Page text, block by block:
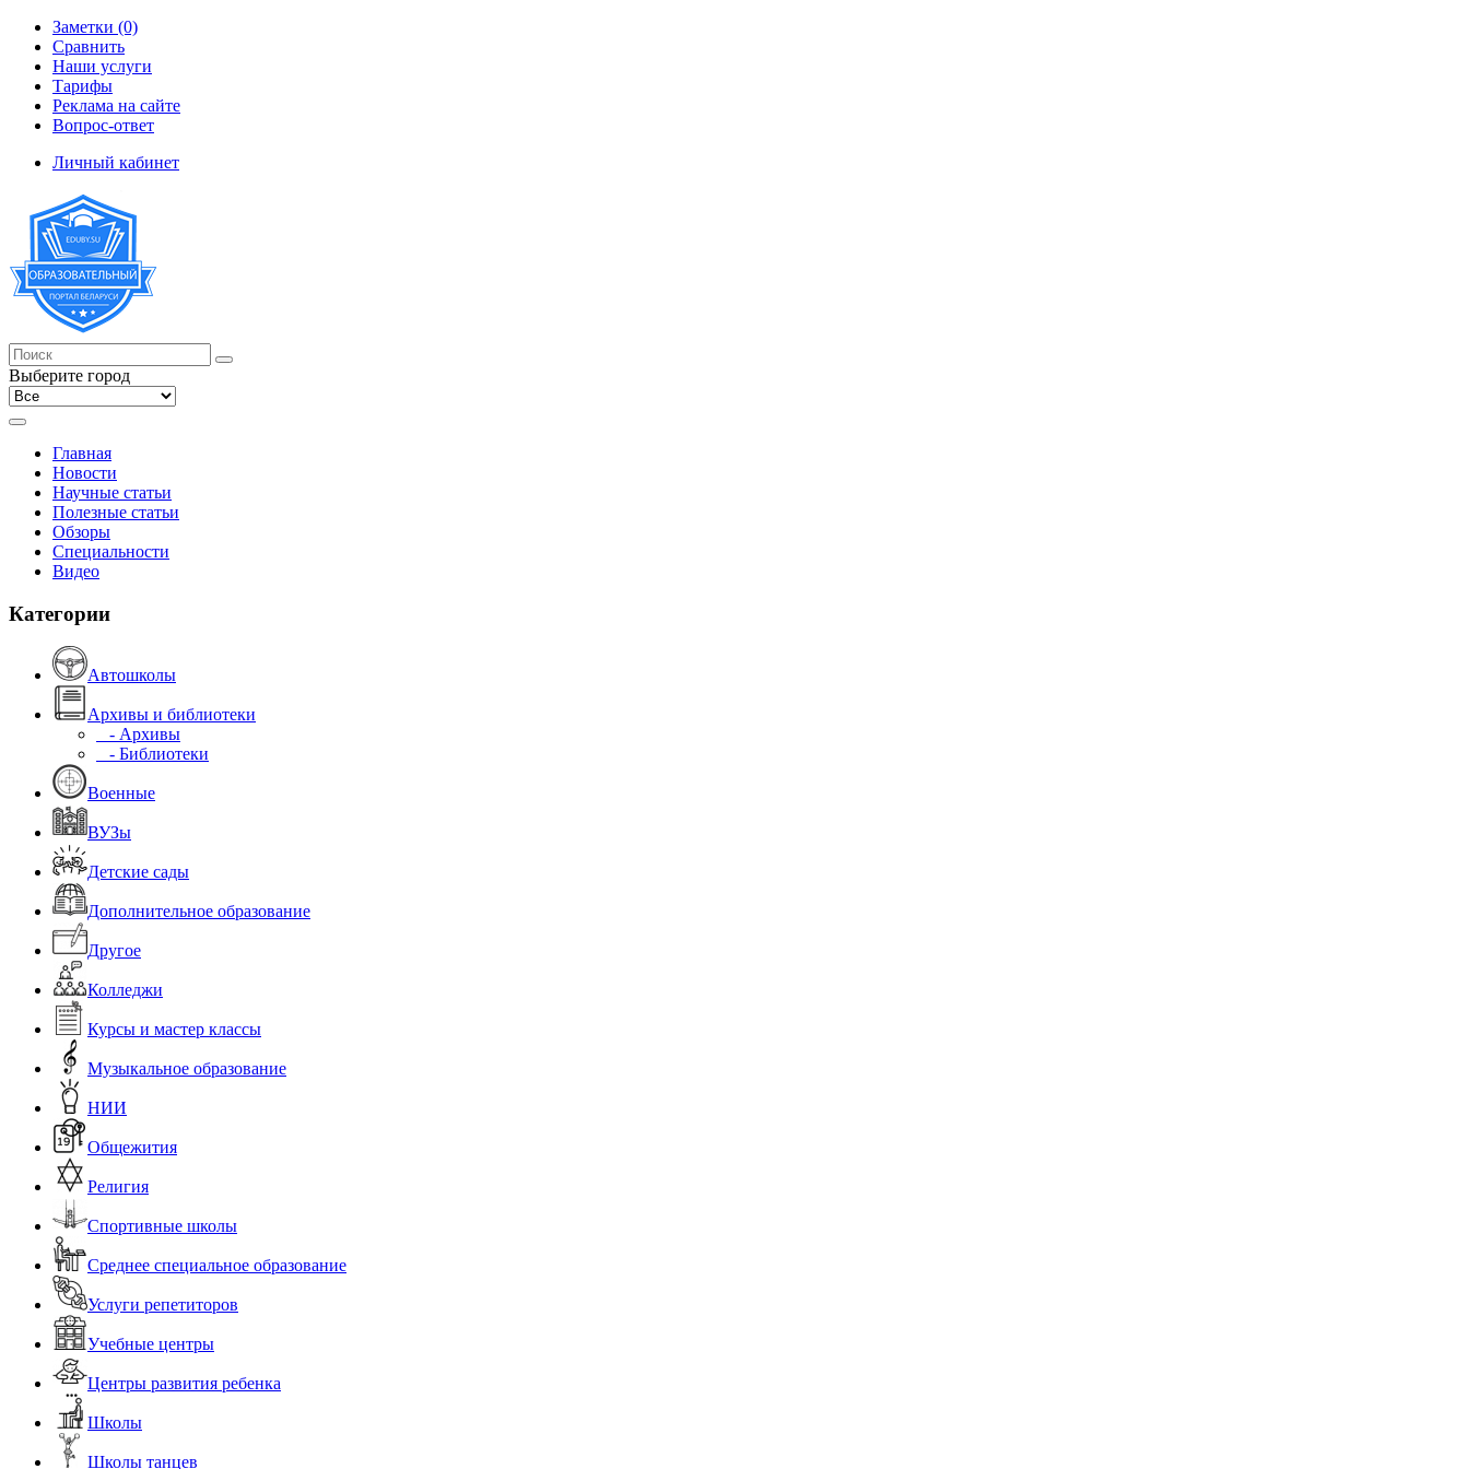
Заметки (0)
Сравнить
Наши услуги
Тарифы
Реклама на сайте
Вопрос-ответ
Личный кабинет
Выберите город
Главная
Новости
Научные статьи
Полезные статьи
Обзоры
Специальности
Видео
Категории
Автошколы
Архивы и библиотеки
- Архивы
- Библиотеки
Военные
ВУЗы
Детские сады
Дополнительное образование
Другое
Колледжи
Курсы и мастер классы
Музыкальное образование
НИИ
Общежития
Религия
Спортивные школы
Среднее специальное образование
Услуги репетиторов
Учебные центры
Центры развития ребенка
Школы
Школы танцев